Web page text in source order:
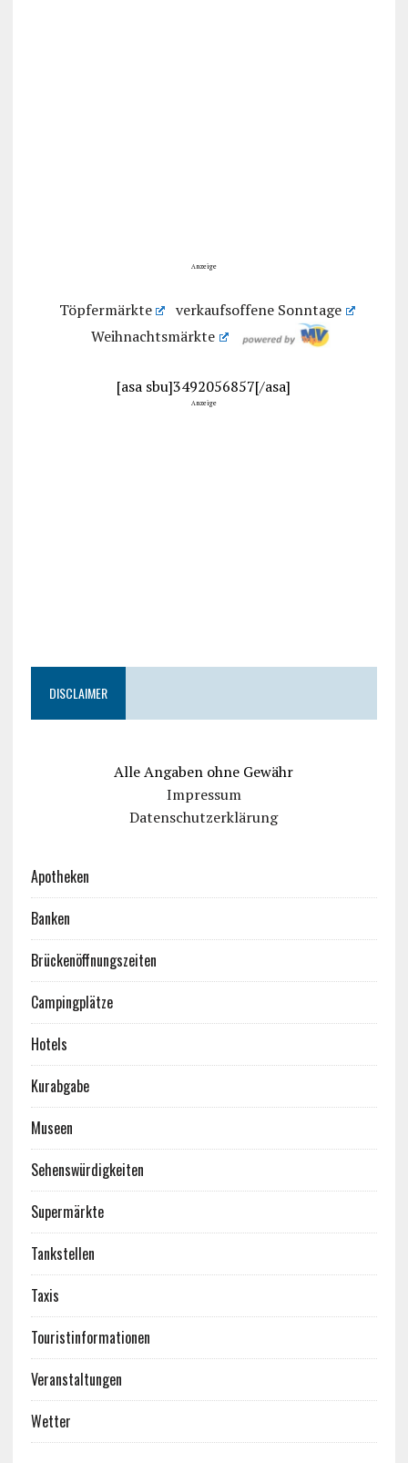
Anzeige
Töpfermärkte
verkaufsoffene Sonntage
Weihnachtsmärkte
[asa sbu]3492056857[/asa]
Anzeige
DISCLAIMER
Alle Angaben ohne Gewähr
Impressum
Datenschutzerklärung
Apotheken
Banken
Brückenöffnungszeiten
Campingplätze
Hotels
Kurabgabe
Museen
Sehenswürdigkeiten
Supermärkte
Tankstellen
Taxis
Touristinformationen
Veranstaltungen
Wetter